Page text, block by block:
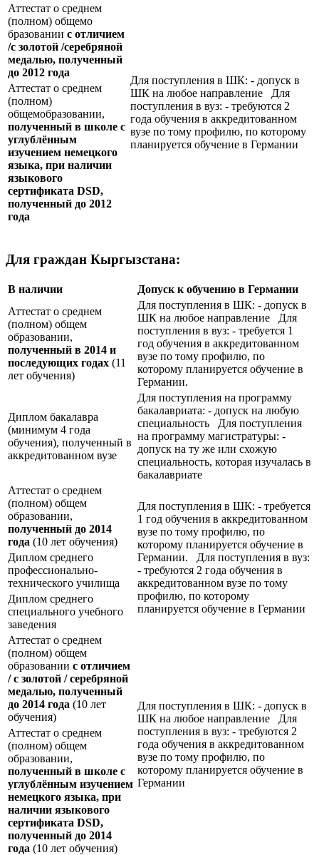
Аттестат о среднем
(полном) общемо
бразовании с отличием
/с золотой /серебряной
медалью, полученный
до 2012 года
Для поступления в ШК: - допуск в
ШК на любое направление Для
поступления в вуз: - требуются 2
года обучения в аккредитованном
вузе по тому профилю, по которому
планируется обучение в Германии
Аттестат о среднем
(полном)
общемобразовании,
полученный в школе с
углублённым
изучением немецкого
языка, при наличии
языкового
сертификата DSD,
полученный до 2012
года
Для граждан Кыргызстана:
В наличии
Допуск к обучению в Германии
Аттестат о среднем
(полном) общем
образовании,
полученный в 2014 и
последующих годах (11
лет обучения)
Для поступления в ШК: - допуск в
ШК на любое направление Для
поступления в вуз: - требуется 1
год обучения в аккредитованном
вузе по тому профилю, по
которому планируется обучение в
Германии.
Диплом бакалавра
(минимум 4 года
обучения), полученный в
аккредитованном вузе
Для поступления на программу
бакалавриата: - допуск на любую
специальность Для поступления
на программу магистратуры: -
допуск на ту же или схожую
специальность, которая изучалась в
бакалавриате
Аттестат о среднем
(полном) общем
образовании,
полученный до 2014
года (10 лет обучения)
Для поступления в ШК: - требуется
1 год обучения в аккредитованном
вузе по тому профилю, по
которому планируется обучение в
Германии. Для поступления в вуз:
- требуются 2 года обучения в
аккредитованном вузе по тому
профилю, по которому
планируется обучение в Германии
Диплом среднего
профессионально-
технического училища
Диплом среднего
специального учебного
заведения
Аттестат о среднем
(полном) общем
образовании с отличием
/ с золотой / серебряной
медалью, полученный
до 2014 года (10 лет
обучения)
Для поступления в ШК: - допуск в
ШК на любое направление Для
поступления в вуз: - требуются 2
года обучения в аккредитованном
вузе по тому профилю, по
которому планируется обучение в
Германии
Аттестат о среднем
(полном) общем
образовании,
полученный в школе с
углублённым изучением
немецкого языка, при
наличии языкового
сертификата DSD,
полученный до 2014
года (10 лет обучения)